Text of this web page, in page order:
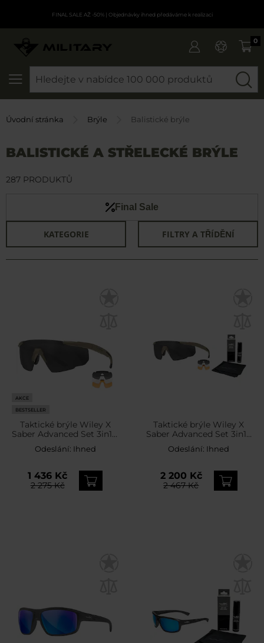
FINAL SALE AŽ -50%| Objednávky ihned předáváme k realizaci
0
Úvodní stránka Brýle Balistické brýle
BALISTICKÉ A STŘELECKÉ BRÝLE
Final Sale
KATEGORIE FILTRY A TŘÍDĚNÍ
287 PRODUKTŮ
AKCE
BESTSELLER
Taktické brýle Wiley X
Saber Advanced Set 3in1 –
Grey / Clear / Light Rust /
Matte Tan
Odeslání: Ihned
1 436 Kč
2 275 Kč
Taktické brýle Wiley X
Saber Advanced Set 3in1 -
Grey/Clear/Light Rust/Tan
+ Anti-Fog Cleaner Kit -
Odeslání: Ihned
2 200 Kč
2 467 Kč